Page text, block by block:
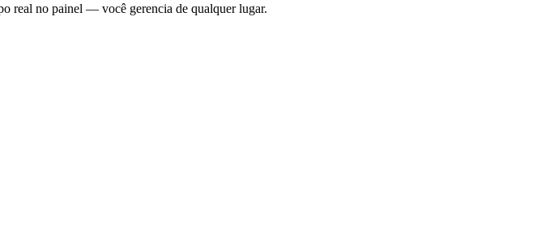
real no painel — você gerencia de qualquer lugar.